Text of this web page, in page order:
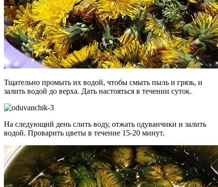
Тщательно промыть их водой, чтобы смыть пыль и грязь, и
залить водой до верха. Дать настояться в течении суток.
На следующий день слить воду, отжать одуванчики и залить
водой. Проварить цветы в течение 15-20 минут.